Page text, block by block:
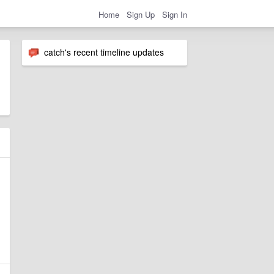
Home Sign Up Sign In
catch's recent timeline updates